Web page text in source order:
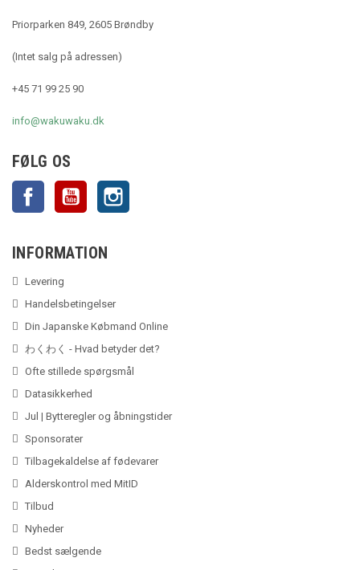
Priorparken 849, 2605 Brøndby
(Intet salg på adressen)
+45 71 99 25 90
info@wakuwaku.dk
FØLG OS
Facebook YouTube
INFORMATION
Levering
Handelsbetingelser
Din Japanske Købmand Online
わくわく - Hvad betyder det?
Ofte stillede spørgsmål
Datasikkerhed
Jul | Bytteregler og åbningstider
Sponsorater
Tilbagekaldelse af fødevarer
Alderskontrol med MitID
Tilbud
Nyheder
Bedst sælgende